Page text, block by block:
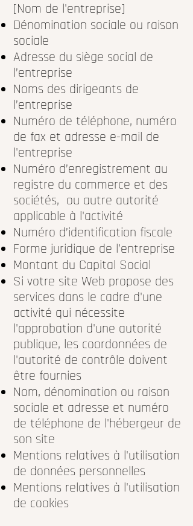
[Nom de l'entreprise]
Dénomination sociale ou raison
sociale
Adresse du siège social de
l’entreprise
Noms des dirigeants de
l’entreprise
Numéro de téléphone, numéro
de fax et adresse e-mail de
l'entreprise
Numéro d’enregistrement au
registre du commerce et des
sociétés, ou autre autorité
applicable à l'activité
Numéro d’identification fiscale
Forme juridique de l’entreprise
Montant du Capital Social
Si votre site Web propose des
services dans le cadre d'une
activité qui nécessite
l'approbation d'une autorité
publique, les coordonnées de
l'autorité de contrôle doivent
être fournies
Nom, dénomination ou raison
sociale et adresse et numéro
de téléphone de l'hébergeur de
son site
Mentions relatives à l'utilisation
de données personnelles
Mentions relatives à l'utilisation
de cookies